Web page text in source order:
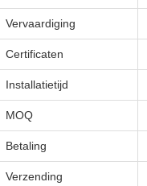
Vervaardiging
Certificaten
Installatietijd
MOQ
Betaling
Verzending